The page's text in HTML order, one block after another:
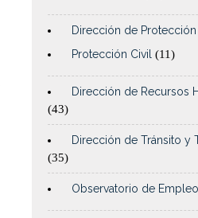
Dirección de Protección
Protección Civil (11)
Dirección de Recursos
(43)
Dirección de Tránsito y
(35)
Observatorio de